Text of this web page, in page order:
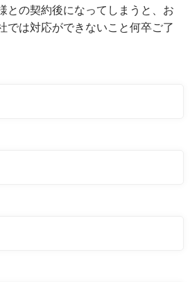
との契約後になってしまうと、お
では対応ができないこと何卒ご了